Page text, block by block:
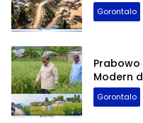
Gorontalo
Prabowo
Modern
Gorontalo